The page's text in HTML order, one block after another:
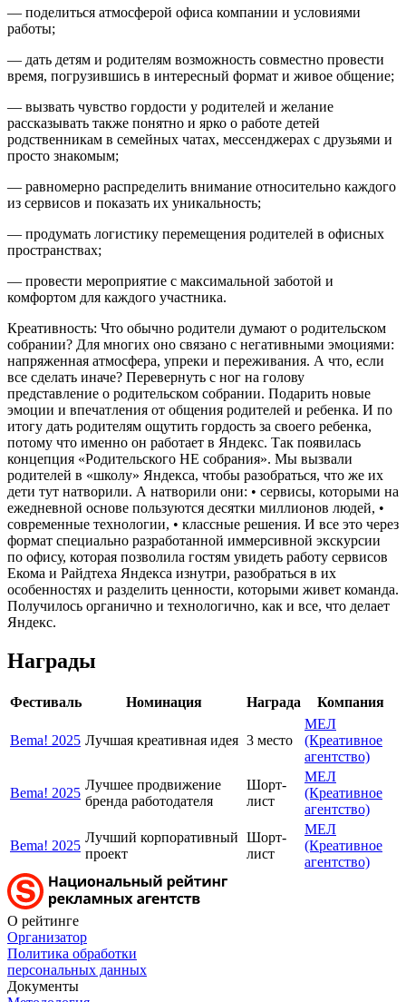
— поделиться атмосферой офиса компании и условиями
работы;
— дать детям и родителям возможность совместно провести
время, погрузившись в интересный формат и живое общение;
— вызвать чувство гордости у родителей и желание
рассказывать также понятно и ярко о работе детей
родственникам в семейных чатах, мессенджерах с друзьями и
просто знакомым;
— равномерно распределить внимание относительно каждого
из сервисов и показать их уникальность;
— продумать логистику перемещения родителей в офисных
пространствах;
— провести мероприятие с максимальной заботой и
комфортом для каждого участника.
Креативность: Что обычно родители думают о родительском
собрании? Для многих оно связано с негативными эмоциями:
напряженная атмосфера, упреки и переживания. А что, если
все сделать иначе? Перевернуть с ног на голову
представление о родительском собрании. Подарить новые
эмоции и впечатления от общения родителей и ребенка. И по
итогу дать родителям ощутить гордость за своего ребенка,
потому что именно он работает в Яндекс. Так появилась
концепция «Родительского НЕ собрания». Мы вызвали
родителей в «школу» Яндекса, чтобы разобраться, что же их
дети тут натворили. А натворили они: • сервисы, которыми на
ежедневной основе пользуются десятки миллионов людей, •
современные технологии, • классные решения. И все это через
формат специально разработанной иммерсивной экскурсии
по офису, которая позволила гостям увидеть работу сервисов
Екома и Райдтеха Яндекса изнутри, разобраться в их
особенностях и разделить ценности, которыми живет команда.
Получилось органично и технологично, как и все, что делает
Яндекс.
Награды
Фестиваль Номинация Награда Компания
Bema! 2025 Лучшая креативная идея 3 место
МЕЛ
(Креативное
агентство)
Bema! 2025
Лучшее продвижение
бренда работодателя
Шорт-
лист
МЕЛ
(Креативное
агентство)
Bema! 2025
Лучший корпоративный
проект
Шорт-
лист
МЕЛ
(Креативное
агентство)
О рейтинге
Организатор
Политика обработки
персональных данных
Документы